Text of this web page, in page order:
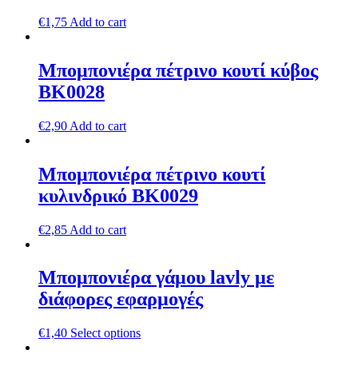
€1,75 Add to cart
Μπομπονιέρα πέτρινο κουτί κύβος
ΒΚ0028
€2,90 Add to cart
Μπομπονιέρα πέτρινο κουτί
κυλινδρικό ΒΚ0029
€2,85 Add to cart
Μπομπονιέρα γάμου lavly με
διάφορες εφαρμογές
€1,40 Select options